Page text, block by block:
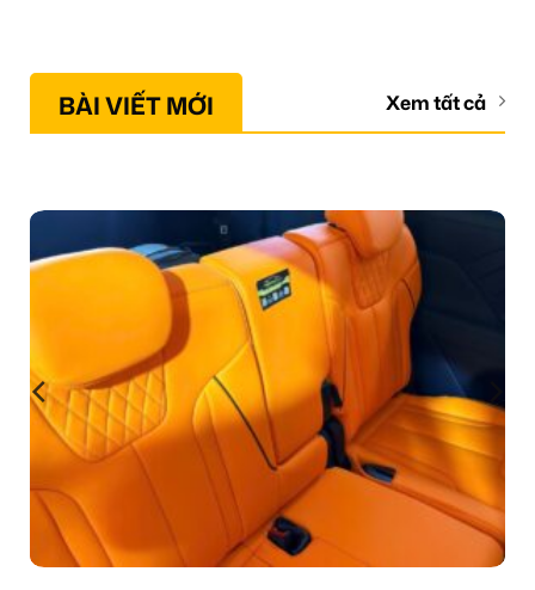
BÀI VIẾT MỚI Xem tất cả